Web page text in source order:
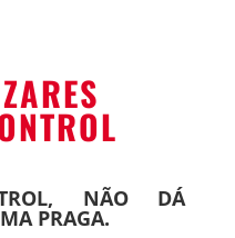
ZARES
NÃO DÁ
PRAGA.